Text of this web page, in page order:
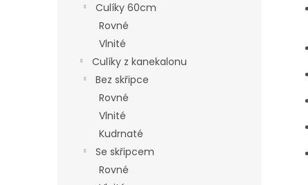
Culíky 60cm
Rovné
Vlnité
Culíky z kanekalonu
Bez skřipce
Rovné
Vlnité
Kudrnaté
Se skřipcem
Rovné